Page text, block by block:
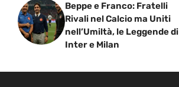
Beppe e Franco: Fratelli
Rivali nel Calcio ma Uniti
nell’Umiltà, le Leggende di
Inter e Milan